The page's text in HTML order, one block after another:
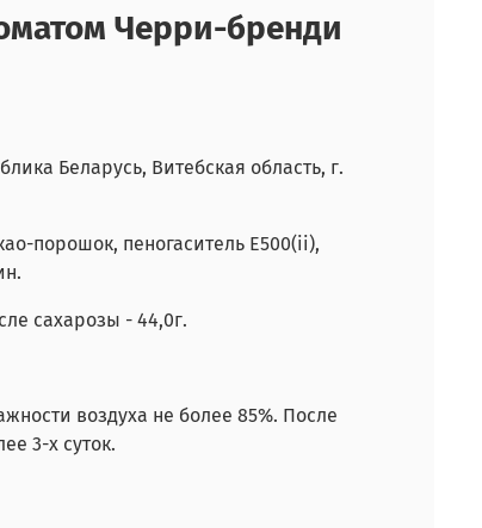
Черри-бренди
Беларусь, Витебская область, г.
порошок, пеногаситель Е500(ii),
сахарозы - 44,0г.
воздуха не более 85%. После
3-х суток.